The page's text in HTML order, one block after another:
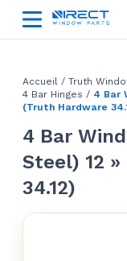
Accueil / Truth
4 Bar Hinges / 4 Bar
(Truth Hardware
4 Bar
Steel) 12
34.12)